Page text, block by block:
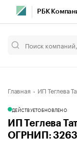
РБК
Главная ИП Теглева
ДЕЙСТВУЕТОБНОВЛЕНО
ИП Теглева
ОГРНИП: